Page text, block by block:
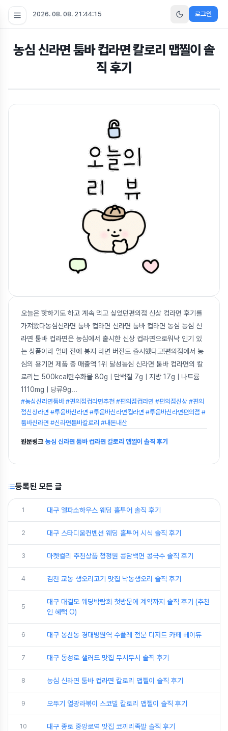
2026. 08. 08. 21:44:15 로그인
농심 신라면 툼바 컵라면 칼로리 맵찔이 솔
직 후기
오늘은 핫하기도 하고 계속 먹고 싶었던편의점 신상 컵라면 후기를
가져왔다농심신라면 툼바 컵라면 신라면 툼바 컵라면 농심 농심 신
라면 툼바 컵라면은 농심에서 출시한 신상 컵라면으로워낙 인기 있
는 상품이라 얼마 전에 봉지 라면 버전도 출시했다고!편의점에서 농
심의 용기면 제품 중 매출액 1위 달성농심 신라면 툼바 컵라면의 칼
로리는 500kcal탄수화물 80gㅣ단백질 7gㅣ지방 17gㅣ나트륨
1110mgㅣ당류9g...
#농심신라면툼바 #편의점컵라면추천 #편의점컵라면 #편의점신상 #편의
점신상라면 #투움바신라면 #투움바신라면컵라면 #투움바신라면편의점 #
툼바신라면 #신라면툼바칼로리 #내돈내산
원문링크 농심 신라면 툼바 컵라면 칼로리 맵찔이 솔직 후기
등록된 모든 글
1 대구 엘파소하우스 웨딩 홀투어 솔직 후기
2 대구 스타디움컨벤션 웨딩 홀투어 시식 솔직 후기
3 마켓컬리 추천상품 청정원 콩담백면 콩국수 솔직 후기
4 김천 교동 생오리고기 맛집 낙동생오리 솔직 후기
5
대구 대결모 웨딩박람회 첫방문에 계약까지 솔직 후기 (추천
인 혜택 O)
6 대구 봉산동 경대병원역 수플레 전문 디저트 카페 헤이듀
7 대구 동성로 샐러드 맛집 무시무시 솔직 후기
8 농심 신라면 툼바 컵라면 칼로리 맵찔이 솔직 후기
9 오뚜기 열광라볶이 스코빌 칼로리 맵찔이 솔직 후기
10 대구 종로 중앙로역 맛집 코끼리족발 솔직 후기